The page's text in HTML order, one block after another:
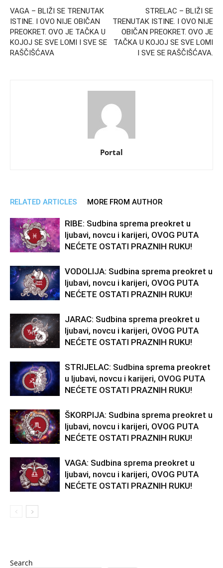
VAGA – BLIŽI SE TRENUTAK
ISTINE. I OVO NIJE OBIČAN
PREOKRET. OVO JE TAČKA U
KOJOJ SE SVE LOMI I SVE SE
RAŠČIŠĆAVA
STRELAC – BLIŽI SE
TRENUTAK ISTINE. I OVO NIJE
OBIČAN PREOKRET. OVO JE
TAČKA U KOJOJ SE SVE LOMI
I SVE SE RAŠČIŠĆAVA.
Portal
RELATED ARTICLES MORE FROM AUTHOR
RIBE: Sudbina sprema preokret u
ljubavi, novcu i karijeri, OVOG PUTA
NEĆETE OSTATI PRAZNIH RUKU!
VODOLIJA: Sudbina sprema preokret u
ljubavi, novcu i karijeri, OVOG PUTA
NEĆETE OSTATI PRAZNIH RUKU!
JARAC: Sudbina sprema preokret u
ljubavi, novcu i karijeri, OVOG PUTA
NEĆETE OSTATI PRAZNIH RUKU!
STRIJELAC: Sudbina sprema preokret
u ljubavi, novcu i karijeri, OVOG PUTA
NEĆETE OSTATI PRAZNIH RUKU!
ŠKORPIJA: Sudbina sprema preokret u
ljubavi, novcu i karijeri, OVOG PUTA
NEĆETE OSTATI PRAZNIH RUKU!
VAGA: Sudbina sprema preokret u
ljubavi, novcu i karijeri, OVOG PUTA
NEĆETE OSTATI PRAZNIH RUKU!
Search